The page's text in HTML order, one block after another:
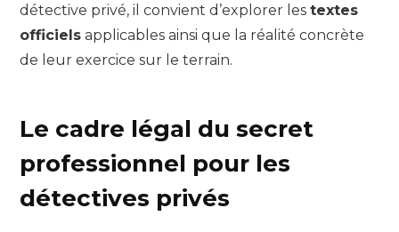
détective privé, il convient d’explorer les textes
officiels applicables ainsi que la réalité concrète
de leur exercice sur le terrain.
Le cadre légal du secret
professionnel pour les
détectives privés